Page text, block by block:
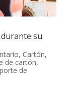
su
, Cartón,
de cartón,
de